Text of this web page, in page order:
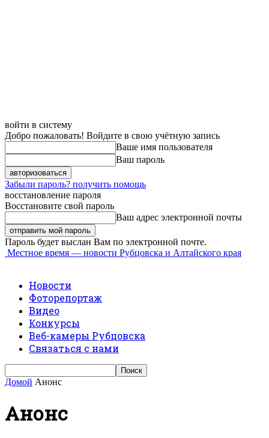
войти в систему
Добро пожаловать! Войдите в свою учётную запись
Ваше имя пользователя
Ваш пароль
Забыли пароль? получить помощь
восстановление пароля
Восстановите свой пароль
Ваш адрес электронной почты
Пароль будет выслан Вам по электронной почте.
Местное время — новости Рубцовска и Алтайского края
Новости
Фоторепортаж
Видео
Конкурсы
Веб-камеры Рубцовска
Связаться с нами
Домой Анонс
Анонс